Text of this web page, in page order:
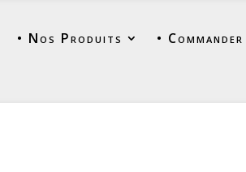
• Nos Produits • Commander